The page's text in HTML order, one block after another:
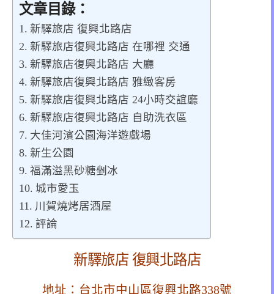
文章目錄：
新驛旅店 復興北路店
新驛旅店復興北路店 在哪裡 交通
新驛旅店復興北路店 大廳
新驛旅店復興北路店 雅緻客房
新驛旅店復興北路店 24小時交誼廳
新驛旅店復興北路店 自助洗衣區
大佳河濱公園海洋遊戲場
新生公園
福滿溢黑砂糖剉冰
城市愛玉
川賀燒烤居酒屋
評論
新驛旅店 復興北路店
地址：台北市中山區復興北路338號